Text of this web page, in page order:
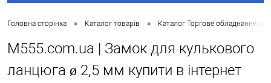
Головна сторінка • Каталог товарів • Каталог Торгове обладнання
M555.com.ua | Замок для кулькового
ланцюга ø 2,5 мм купити в інтернет